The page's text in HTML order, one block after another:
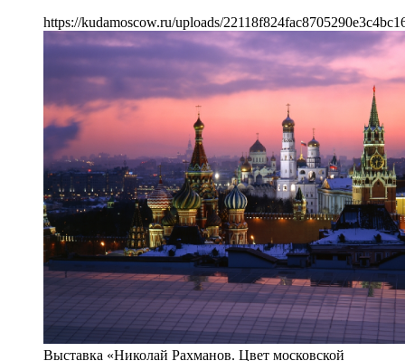
https://kudamoscow.ru/uploads/
Выставка «Николай Рахманов. Цвет московской